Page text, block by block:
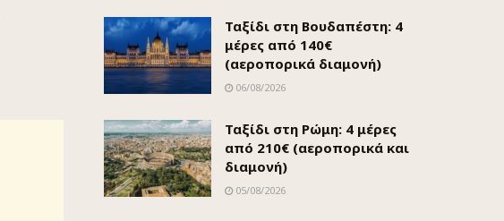
Ταξίδι στη Βουδαπέστη: 4
μέρες από 140€
(αεροπορικά διαμονή)
06/08/2026
Ταξίδι στη Ρώμη: 4 μέρες
από 210€ (αεροπορικά και
διαμονή)
05/08/2026